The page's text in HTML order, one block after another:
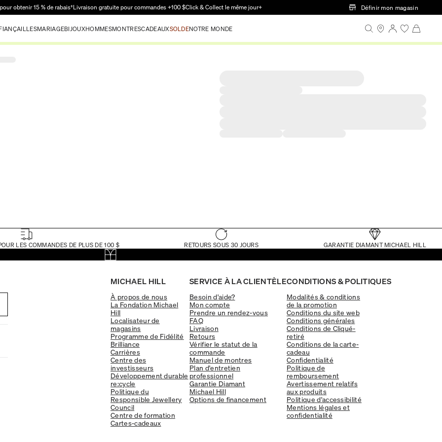
Passer au contenu principal
obtenir 15 % de rabais†Livraison gratuite pour commandes +100 $Click & Collect le même jour+ Définir mon magasin
MARIAGEBIJOUXHOMMESMONTRESCADEAUXSOLDENOTRE MONDE
LES COMMANDES DE PLUS DE 100 $ RETOURS SOUS 30 JOURS GARANTIE DIAMANT MICHAEL HILL
MICHAEL HILL
À propos de nous
La Fondation Michael
Hill
Localisateur de
magasins
Programme de Fidélité
Brilliance
Carrières
Centre des
investisseurs
Développement durable
re:cycle
Politique du
Responsible Jewellery
Council
Centre de formation
Cartes-cadeaux
SERVICE À LA CLIENTÈLE
Besoin d'aide?
Mon compte
Prendre un rendez-vous
FAQ
Livraison
Retours
Vérifier le statut de la
commande
Manuel de montres
Plan d'entretien
professionnel
Garantie Diamant
Michael Hill
Options de financement
CONDITIONS & POLITIQUES
Modalités & conditions
de la promotion
Conditions du site web
Conditions générales
Conditions de Cliqué-
retiré
Conditions de la carte-
cadeau
Confidentialité
Politique de
remboursement
Avertissement relatifs
aux produits
Politique d'accessibilité
Mentions légales et
confidentialité